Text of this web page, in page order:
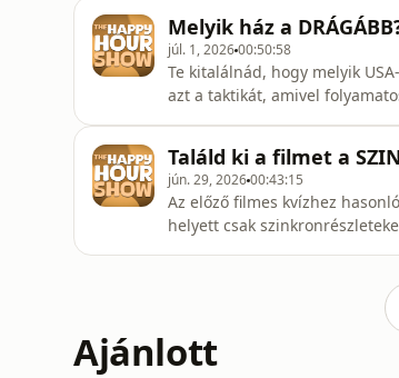
ami többszáz kilométeren
extrém verse
Melyik ház a
júl. 1, 202600:50:58
Te kitalálnád, hogy melyik
azt a taktikát, amivel
hogy 3 nap után kirúgtak a
Forróság, kl
Találd ki a filmet a
jún. 29, 202600:43:15
Az előző filmes kvízhez
helyett csak
Ajánlott